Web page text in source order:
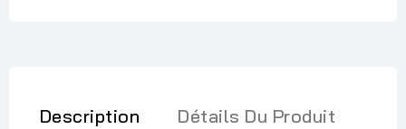
Description Détails Du Produit